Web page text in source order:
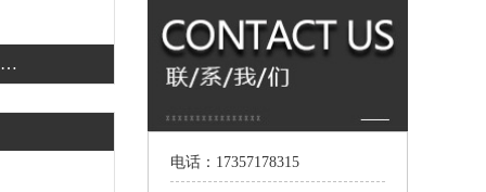
电话：17357178315